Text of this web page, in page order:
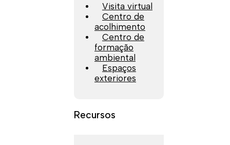
Visita virtual
Centro de
acolhimento
Centro de
formação
ambiental
Espaços
exteriores
Recursos